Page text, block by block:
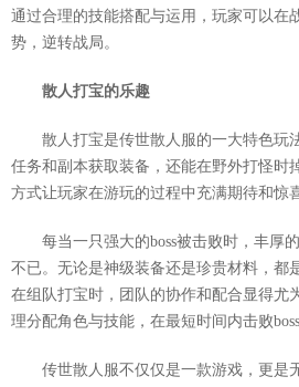
通过合理的技能搭配与运用，玩家可以在
势，逆转战局。
散人打宝的乐趣
散人打宝是传世散人服的一大特色玩
任务和副本获取装备，还能在野外打怪时
方式让玩家在游玩的过程中充满期待和惊
每当一只强大的boss被击败时，丰厚
不已。无论是神级装备还是珍贵材料，都
在组队打宝时，团队的协作和配合显得尤
理分配角色与技能，在最短时间内击败
传世散人服不仅仅是一款游戏，更是